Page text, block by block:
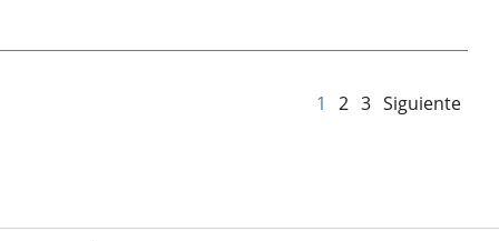
1 2 3 Siguiente